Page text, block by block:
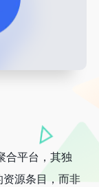
合平台，其独
资源条目，而非